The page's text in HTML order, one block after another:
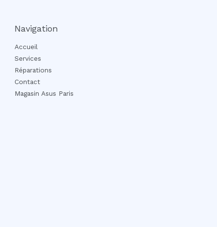
Navigation
Accueil
Services
Réparations
Contact
Magasin Asus Paris